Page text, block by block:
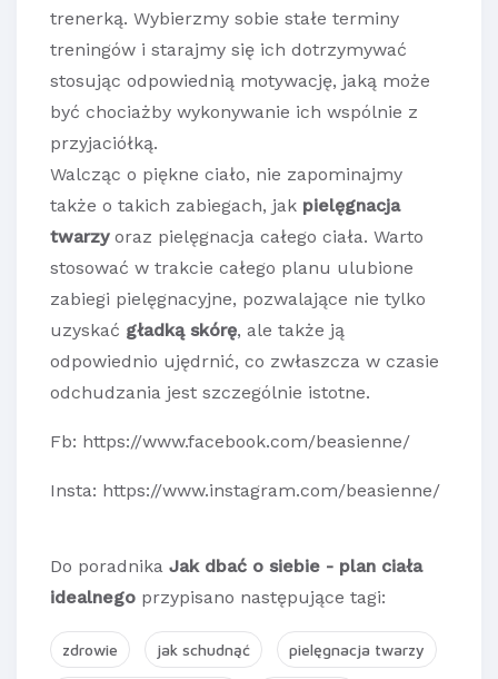
trenerką. Wybierzmy sobie stałe terminy
treningów i starajmy się ich dotrzymywać
stosując odpowiednią motywację, jaką może
być chociażby wykonywanie ich wspólnie z
przyjaciółką.
Walcząc o piękne ciało, nie zapominajmy
także o takich zabiegach, jak pielęgnacja
twarzyoraz pielęgnacja całego ciała. Warto
stosować w trakcie całego planu ulubione
zabiegi pielęgnacyjne, pozwalające nie tylko
uzyskać gładką skórę, ale także ją
odpowiednio ujędrnić, co zwłaszcza w czasie
odchudzania jest szczególnie istotne.
Fb: https://www.facebook.com/beasienne/
Insta: https://www.instagram.com/beasienne/
Do poradnika Jak dbać o siebie - plan ciała
idealnego przypisano następujące tagi:
zdrowie jak schudnąć pielęgnacja twarzy